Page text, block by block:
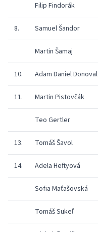
Filip Findorák
8. Samuel Šandor
Martin Šamaj
10. Adam Daniel Donoval
11. Martin Pistovčák
Teo Gertler
13. Tomáš Šavol
14. Adela Heftyová
Sofia Maťašovská
Tomáš Sukeľ